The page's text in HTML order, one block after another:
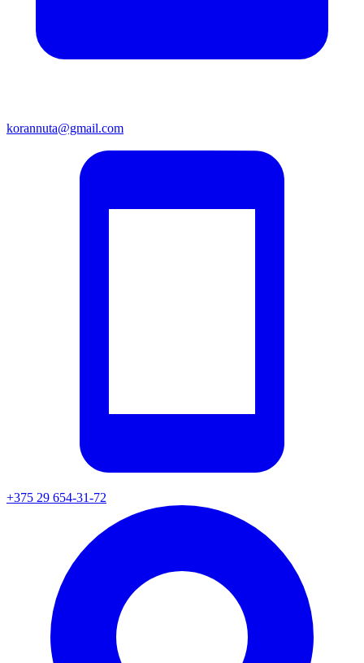
korannuta@gmail.com
+375 29 654-31-72